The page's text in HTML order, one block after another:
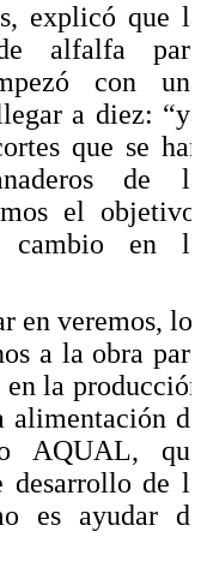
explicó que
alfalfa
con
a diez:
que se
de
el
cambio en
en veremos,
a la obra
la
alimentación
AQUAL,
desarrollo de
es ayudar